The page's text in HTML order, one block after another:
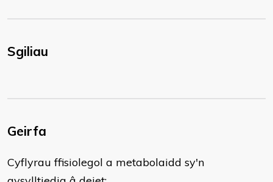
Sgiliau
Geirfa
​Cyflyrau ffisiolegol a metabolaidd sy'n